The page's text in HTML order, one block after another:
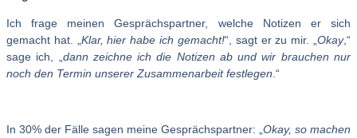
Ich frage meinen Gesprächspartner, welche Notizen er sich
gemacht hat. „ Klar, hier habe ich gemacht!“, sagt er zu mir. „Okay,“
sage ich, „ dann zeichne ich die Notizen ab und wir brauchen nur
noch den Termin unserer Zusammenarbeit festlegen .“
In 30% der Fälle sagen meine Gesprächspartner: „ Okay, so machen